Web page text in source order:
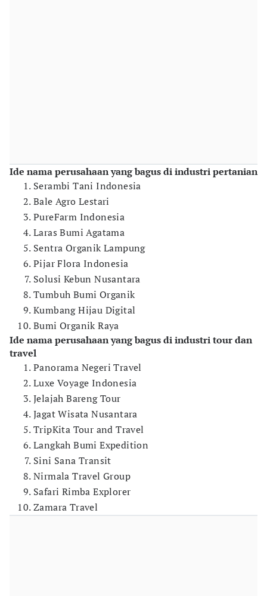
Ide nama perusahaan yang bagus di industri pertanian
Serambi Tani Indonesia
Bale Agro Lestari
PureFarm Indonesia
Laras Bumi Agatama
Sentra Organik Lampung
Pijar Flora Indonesia
Solusi Kebun Nusantara
Tumbuh Bumi Organik
Kumbang Hijau Digital
Bumi Organik Raya
Ide nama perusahaan yang bagus di industri tour dan
travel
Panorama Negeri Travel
Luxe Voyage Indonesia
Jelajah Bareng Tour
Jagat Wisata Nusantara
TripKita Tour and Travel
Langkah Bumi Expedition
Sini Sana Transit
Nirmala Travel Group
Safari Rimba Explorer
Zamara Travel